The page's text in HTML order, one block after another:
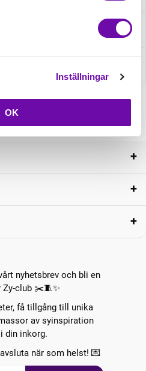
Inställningar
OK
nyhetsbrev och bli en
Zy-club ✂️🧵✨
få tillgång till unika
av syinspiration
din inkorg.
när som helst! 💌